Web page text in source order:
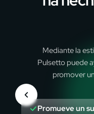
Mediante la
Pulsetto puede
promover
Promueve un